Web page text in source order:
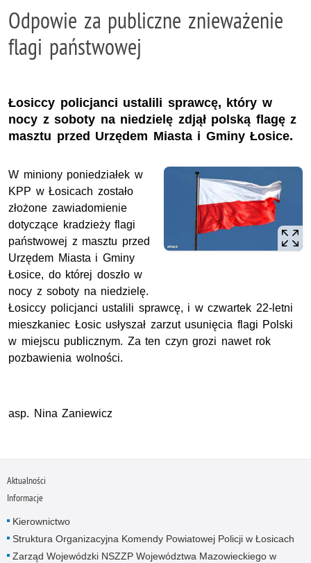
Odpowie za publiczne znieważenie
flagi państwowej
Łosiccy policjanci ustalili sprawcę, który w
nocy z soboty na niedzielę zdjął polską flagę z
masztu przed Urzędem Miasta i Gminy Łosice.
W miniony poniedziałek w
KPP w Łosicach zostało
złożone zawiadomienie
dotyczące kradzieży flagi
państwowej z masztu przed
Urzędem Miasta i Gminy
Łosice, do której doszło w
nocy z soboty na niedzielę.
Łosiccy policjanci ustalili sprawcę, i w czwartek 22-letni
mieszkaniec Łosic usłyszał zarzut usunięcia flagi Polski
w miejscu publicznym. Za ten czyn grozi nawet rok
pozbawienia wolności.
asp. Nina Zaniewicz
Aktualności
Informacje
Kierownictwo
Struktura Organizacyjna Komendy Powiatowej Policji w Łosicach
Zarząd Wojewódzki NSZZP Województwa Mazowieckiego w